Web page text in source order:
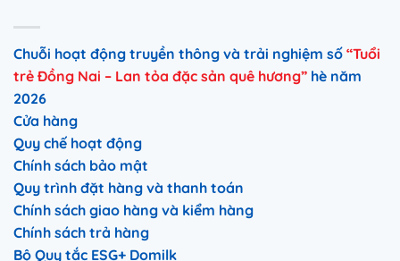
Chuỗi hoạt động truyền thông và trải nghiệm số “Tuổi
trẻ Đồng Nai – Lan tỏa đặc sản quê hương” hè năm
2026
Cửa hàng
Quy chế hoạt động
Chính sách bảo mật
Quy trình đặt hàng và thanh toán
Chính sách giao hàng và kiểm hàng
Chính sách trả hàng
Bộ Quy tắc ESG+ Domilk